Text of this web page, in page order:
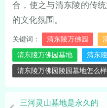
合，使之与清东陵的传
的文化氛围。
关键词： 清东陵万佛园
清东陵万佛园墓地
清东
清东陵万佛园陵园墓地怎么样
三河灵山墓地是永久的